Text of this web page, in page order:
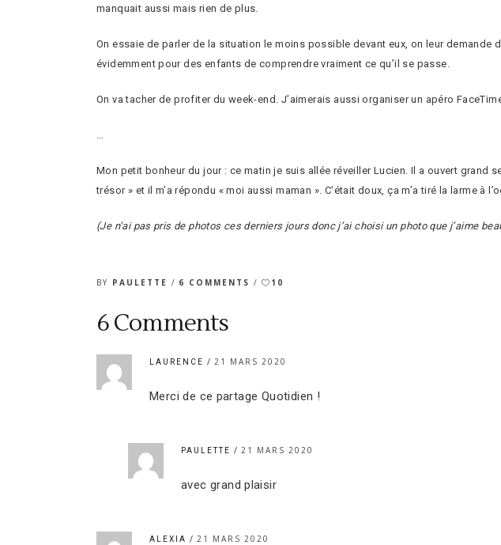
manquait aussi mais rien de plus.
On essaie de parler de la situation le moins possible devant eux, on leur demande
évidemment pour des enfants de comprendre vraiment ce qu’il se passe.
On va tacher de profiter du week-end. J’aimerais aussi organiser un apéro
Mon petit bonheur du jour : ce matin je suis allée réveiller Lucien. Il a ouvert grand
trésor » et il m’a répondu « moi aussi maman ». C’était doux, ça m’a tiré la larme à
(Je n’ai pas pris de photos ces derniers jours donc j’ai choisi un photo que j’aime
BY PAULETTE 6 COMMENTS 10
6 Comments
LAURENCE 21 MARS 2020
Merci de ce partage Quotidien !
PAULETTE 21 MARS 2020
avec grand plaisir
ALEXIA 21 MARS 2020